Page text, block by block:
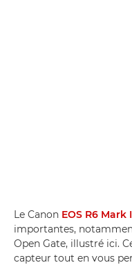
Le Canon EOS R6 Mark
importantes,
Open Gate, illustré ici.
capteur tout en vous